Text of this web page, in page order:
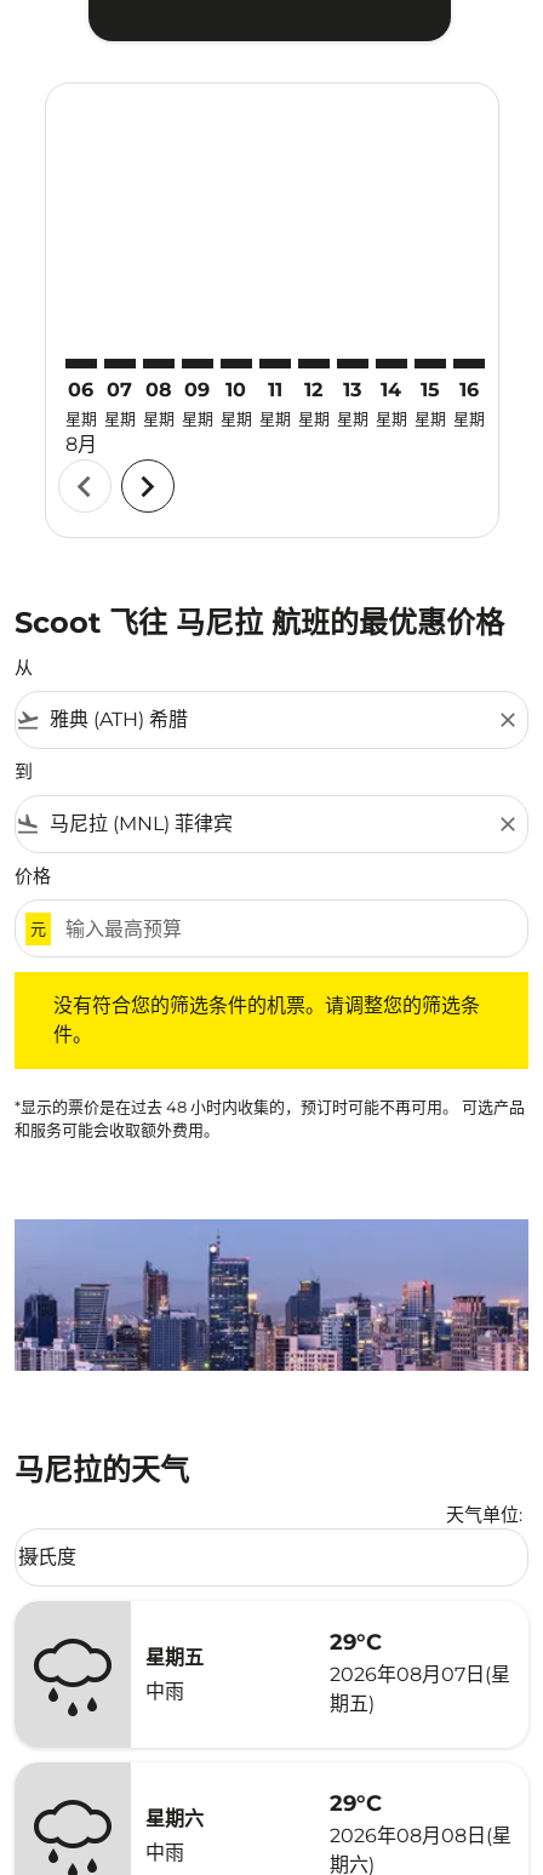
06
星期
8月
07
星期
08
星期
09
星期
10
星期
11
星期
12
星期
13
星期
14
星期
15
星期
16
星期
chevron_left chevron_right
Scoot 飞往 马尼拉 航班的最优惠价格
从
flight_takeoff close
到
flight_land close
价格
元
没有符合您的筛选条件的机票。请调整您的筛选条
件。
*显示的票价是在过去 48 小时内收集的，预订时可能不再可用。 可选产品
和服务可能会收取额外费用。
马尼拉的天气
天气单位:
Weather unit option 摄氏度 Selected
摄氏度
keyboard_arrow_down
星期五
中雨
29°C
2026年08月07日(星
期五)
星期六
中雨
29°C
2026年08月08日(星
期六)